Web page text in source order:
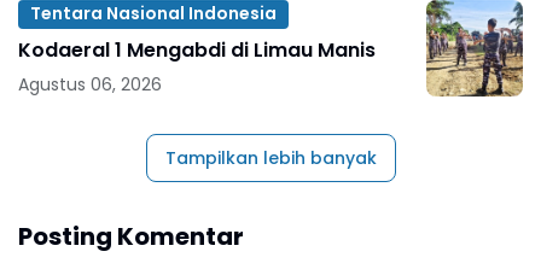
Tentara Nasional Indonesia
Kodaeral 1 Mengabdi di Limau Manis
Agustus 06, 2026
Tampilkan lebih banyak
Posting Komentar